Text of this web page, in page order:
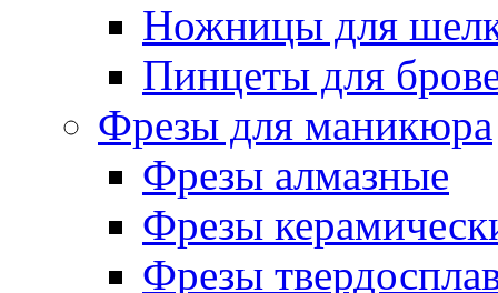
Ножницы для
Пинцеты для
Фрезы для маникюра
Фрезы алмазные
Фрезы
Фрезы